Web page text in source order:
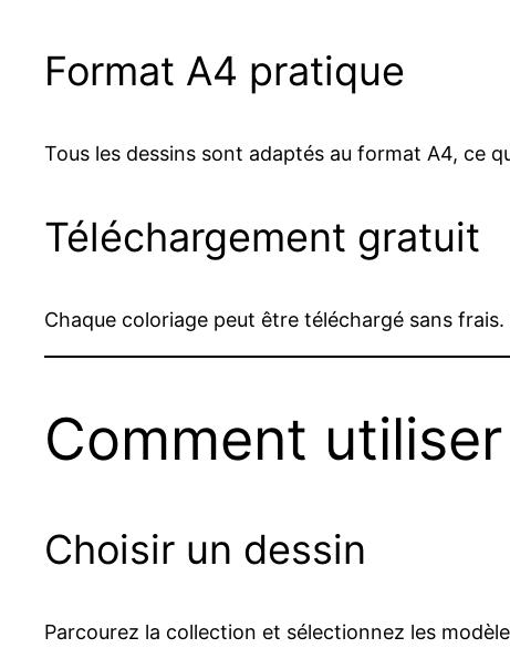
Format A4 pratique
Tous les dessins sont adaptés au format A4, ce
Téléchargement gratuit
Chaque coloriage peut être téléchargé sans
Comment
Choisir un dessin
Parcourez la collection et sélectionnez les